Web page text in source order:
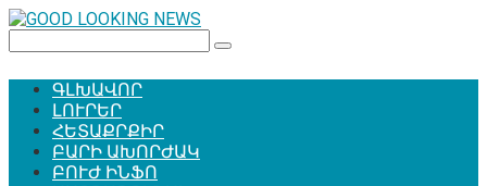
Перейти
контенту
ԳԼԽԱՎՈՐ
ԼՈՒՐԵՐ
ՀԵՏԱՔՐՔԻՐ
ԲԱՐԻ ԱԽՈՐԺԱԿ
ԲՈՒԺ ԻՆՖՈ